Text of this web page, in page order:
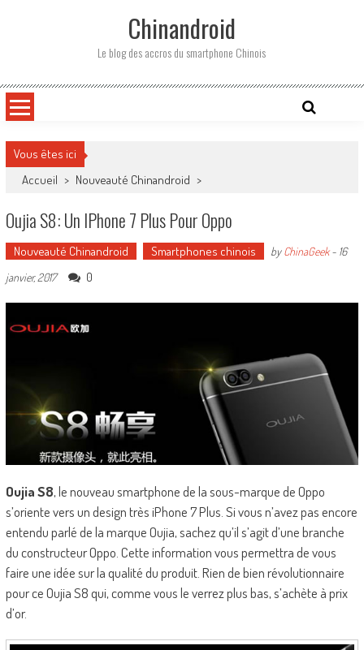
Chinandroid
Le blog des accros du smartphone Chinois
Vous êtes ici
Accueil > Nouveauté Chinandroid >
Oujia S8: Un IPhone 7 Plus Pour Oppo
Nouveauté Chinandroid Smartphones chinois byChinaGeek- 16
janvier, 2017
0
Oujia S8, le nouveau smartphone de la sous-marque de Oppo
s’oriente vers un design très iPhone 7 Plus. Si vous n’avez pas encore
entendu parlé de la marque Oujia, sachez qu’il s’agit d’une branche
du constructeur Oppo. Cette information vous permettra de vous
faire une idée sur la qualité du produit. Rien de bien révolutionnaire
pour ce Oujia S8 qui, comme vous le verrez plus bas, s’achète à prix
d’or.